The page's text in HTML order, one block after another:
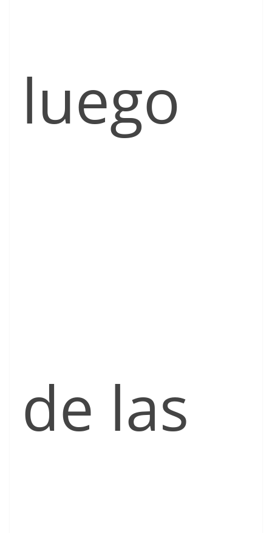
luego
de las